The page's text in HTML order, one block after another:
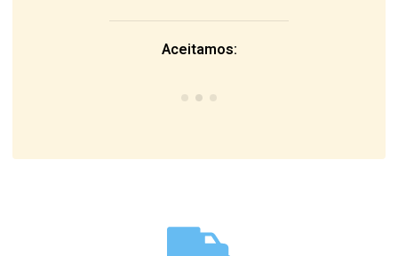
Aceitamos: